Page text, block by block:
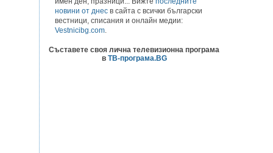
новини от днес в сайта с всички български
вестници, списания и онлайн медии:
Vestnicibg.com.
Съставете своя лична телевизионна програма
в ТВ-програма.BG